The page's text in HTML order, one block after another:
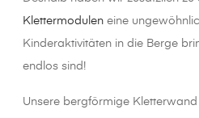
Klettermodulen eine
Kinderaktivitäten in die Berge
endlos sind!
Unsere bergförmige